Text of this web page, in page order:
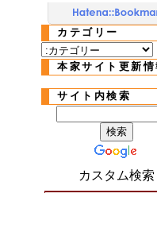
カテゴリー
本家サイト更新情
サイト内検索
カスタム検索